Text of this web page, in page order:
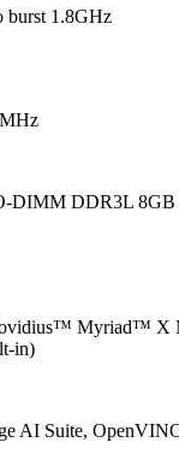
burst 1.8GHz
DIMM DDR3L 8GB
Myriad™ X
in)
AI Suite,